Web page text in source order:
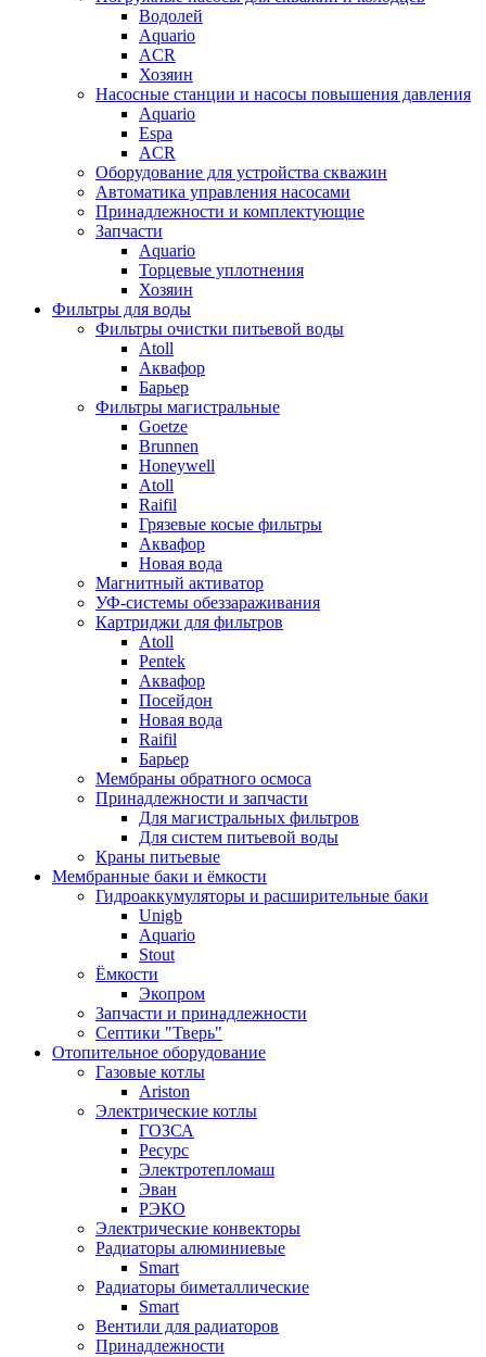
Водолей
Aquario
ACR
Хозяин
Насосные станции и насосы повышения давления
Aquario
Espa
ACR
Оборудование для устройства скважин
Автоматика управления насосами
Принадлежности и комплектующие
Запчасти
Aquario
Торцевые уплотнения
Хозяин
Фильтры для воды
Фильтры очистки питьевой воды
Atoll
Аквафор
Барьер
Фильтры магистральные
Goetze
Brunnen
Honeywell
Atoll
Raifil
Грязевые косые фильтры
Аквафор
Новая вода
Магнитный активатор
УФ-системы обеззараживания
Картриджи для фильтров
Atoll
Pentek
Аквафор
Посейдон
Новая вода
Raifil
Барьер
Мембраны обратного осмоса
Принадлежности и запчасти
Для магистральных фильтров
Для систем питьевой воды
Краны питьевые
Мембранные баки и ёмкости
Гидроаккумуляторы и расширительные баки
Unigb
Aquario
Stout
Ёмкости
Экопром
Запчасти и принадлежности
Септики "Тверь"
Отопительное оборудование
Газовые котлы
Ariston
Электрические котлы
ГОЗСА
Ресурс
Электротепломаш
Эван
РЭКО
Электрические конвекторы
Радиаторы алюминиевые
Smart
Радиаторы биметаллические
Smart
Вентили для радиаторов
Принадлежности